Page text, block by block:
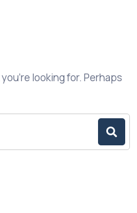
looking for. Perhaps